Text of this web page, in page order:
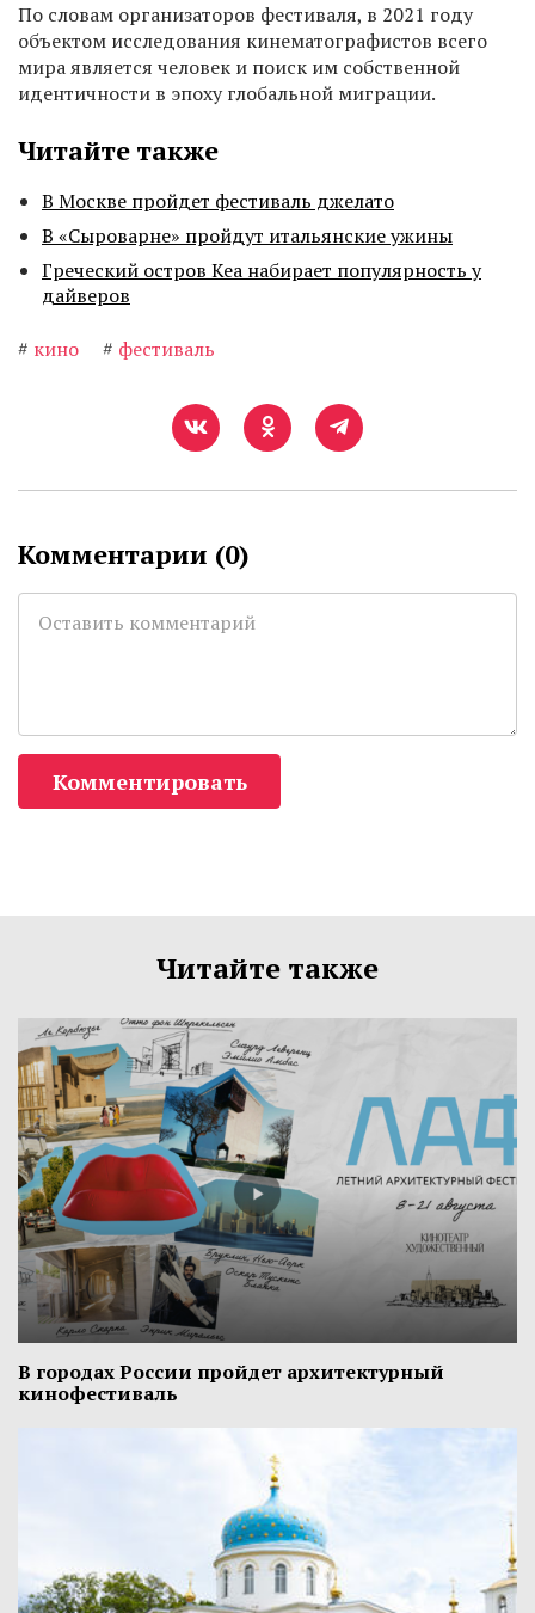
По словам организаторов фестиваля, в 2021 году
объектом исследования кинематографистов всего
мира является человек и поиск им собственной
идентичности в эпоху глобальной миграции.
Читайте также
В Москве пройдет фестиваль джелато
В «Сыроварне» пройдут итальянские ужины
Греческий остров Кеа набирает популярность у
дайверов
# кино # фестиваль
Комментарии (0)
Комментировать
Читайте также
В городах России пройдет архитектурный
кинофестиваль